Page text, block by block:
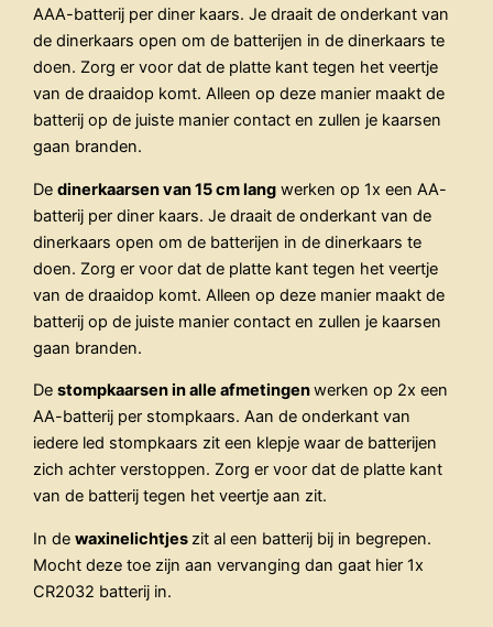
AAA-batterij per diner kaars. Je draait de onderkant van
de dinerkaars open om de batterijen in de dinerkaars te
doen. Zorg er voor dat de platte kant tegen het veertje
van de draaidop komt. Alleen op deze manier maakt de
batterij op de juiste manier contact en zullen je kaarsen
gaan branden.
Dedinerkaarsen van 15 cm lang werken op 1x een AA-
batterij per diner kaars. Je draait de onderkant van de
dinerkaars open om de batterijen in de dinerkaars te
doen. Zorg er voor dat de platte kant tegen het veertje
van de draaidop komt. Alleen op deze manier maakt de
batterij op de juiste manier contact en zullen je kaarsen
gaan branden.
Destompkaarsen in alle afmetingenwerken op 2x een
AA-batterij per stompkaars. Aan de onderkant van
iedere led stompkaars zit een klepje waar de batterijen
zich achter verstoppen. Zorg er voor dat de platte kant
van de batterij tegen het veertje aan zit.
In dewaxinelichtjeszit al een batterij bij in begrepen.
Mocht deze toe zijn aan vervanging dan gaat hier 1x
CR2032 batterij in.